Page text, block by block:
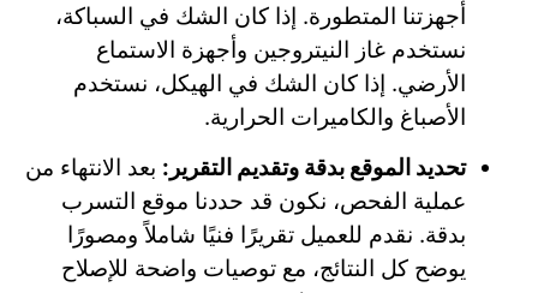
أجهزتنا المتطورة. إذا كان الشك في السباكة،
نستخدم غاز النيتروجين وأجهزة الاستماع
الأرضي. إذا كان الشك في الهيكل، نستخدم
الأصباغ والكاميرات الحرارية.
تحديد الموقع بدقة وتقديم التقرير: بعد الانتهاء من
عملية الفحص، نكون قد حددنا موقع التسرب
بدقة. نقدم للعميل تقريرًا فنيًا شاملاً ومصورًا
يوضح كل النتائج، مع توصيات واضحة للإصلاح